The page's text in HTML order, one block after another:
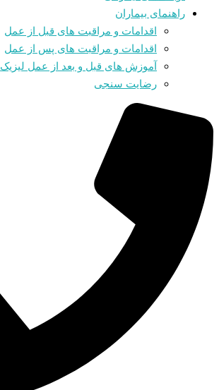
راهنمای بیماران
اقدامات و مراقبت های قبل از عمل
اقدامات و مراقبت های پس از عمل
آموزش های قبل و بعد از عمل لیزیک
رضایت سنجی